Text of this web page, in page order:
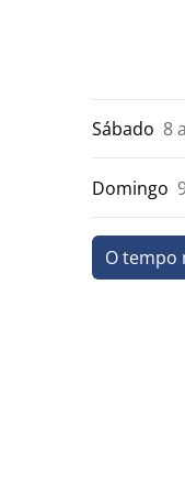
Sábado 8
Domingo
O tempo